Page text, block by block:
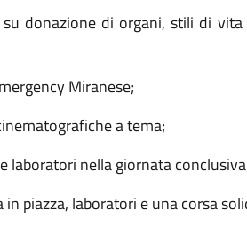
donazione di organi, stili di
Miranese;
a tema;
laboratori nella giornata
piazza, laboratori e una corsa